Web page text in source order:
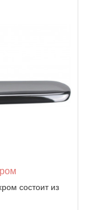
состоит из